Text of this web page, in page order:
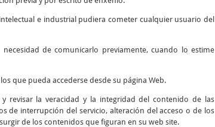
e industrial pudiera cometer cualquier usuario del
de comunicarlo previamente, cuando lo estime
que pueda accederse desde su página Web.
revisar la veracidad y la integridad del contenido de las
de interrupción del servicio, alteración del acceso o de los
de los contenidos que figuran en su web site.